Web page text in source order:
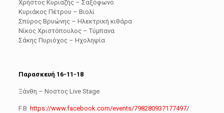
Χρήστος Κυριαζής – Σαξόφωνο
Κυριάκος Πέτρου – Βιολί
Σπύρος Βρυώνης – Ηλεκτρική κιθάρα
Νίκος Χριστόπουλος – Τύμπανα
Σάκης Πυριόχος – Ηχοληψία
Παρασκευή 16-11-18
Ξάνθη – Νοστος Live Stage
F.B https://www.facebook.com/events/798280937177497/